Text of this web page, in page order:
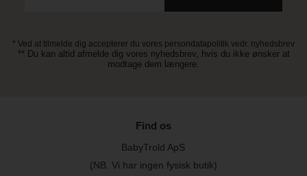
* Ved at tilmelde dig accepterer du vores persondatapolitik vedr. nyhedsbrev
** Du kan altid afmelde dig vores nyhedsbrev, hvis du ikke ønsker at
modtage dem længere.
Find os
BabyTrold ApS
(NB. Vi har ingen fysisk butik)